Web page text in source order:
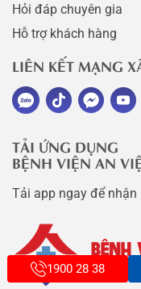
Hỏi đáp chuyên gia
Hỗ trợ khách hàng
LIÊN KẾT MẠNG
TẢI ỨNG DỤNG
BỆNH VIỆN AN
Tải app ngay để
1900 28 38